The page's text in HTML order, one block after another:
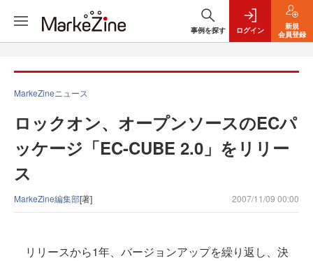
事例を探す ログイン
新規
会員登録
MarkeZineニュース
ロックオン、オープンソースのECパ
ッケージ「EC-CUBE 2.0」をリリー
ス
MarkeZine編集部[著] 2007/11/09 00:00
リリースから1年、バージョンアップを繰り返し、決